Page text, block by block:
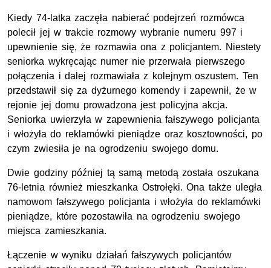
Kiedy 74-latka zaczęła nabierać podejrzeń rozmówca
polecił jej w trakcie rozmowy wybranie numeru 997 i
upewnienie się, że rozmawia ona z policjantem. Niestety
seniorka wykręcając numer nie przerwała pierwszego
połączenia i dalej rozmawiała z kolejnym oszustem. Ten
przedstawił się za dyżurnego komendy i zapewnił, że w
rejonie jej domu prowadzona jest policyjna akcja.
Seniorka uwierzyła w zapewnienia fałszywego policjanta
i włożyła do reklamówki pieniądze oraz kosztowności, po
czym zwiesiła je na ogrodzeniu swojego domu.
Dwie godziny później tą samą metodą została oszukana
76-letnia również mieszkanka Ostrołęki. Ona także uległa
namowom fałszywego policjanta i włożyła do reklamówki
pieniądze, które pozostawiła na ogrodzeniu swojego
miejsca zamieszkania.
Łączenie w wyniku działań fałszywych policjantów